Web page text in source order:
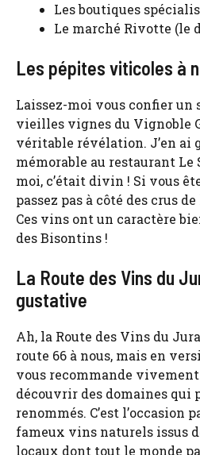
Les boutiques
Le marché Rivotte (le
Les pépites viticoles à
Laissez-moi vous confier un
vieilles vignes du Vignoble
véritable révélation. J’en ai
mémorable au restaurant Le
moi, c’était divin ! Si vous
passez pas à côté des crus
Ces vins ont un caractère
des Bisontins !
La Route des Vins du
gustative
Ah, la Route des Vins du
route 66 à nous, mais en
vous recommande
découvrir des domaines qui
renommés. C’est l’occasion
fameux vins naturels issus
locaux dont tout le monde